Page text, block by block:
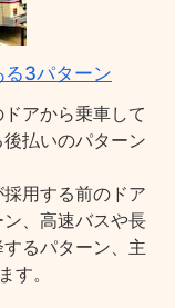
る3パターン
アから乗車して
払いのパターン
用する前のドア
、高速バスや長
るパターン、主
す。